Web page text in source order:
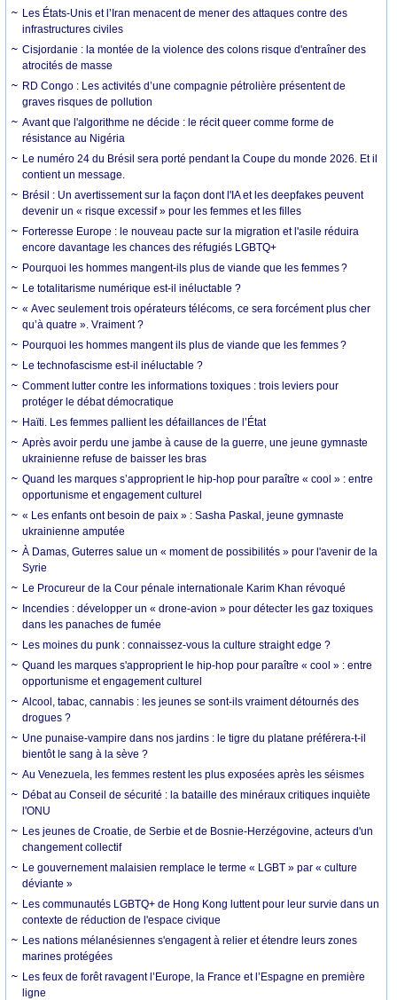
Les États-Unis et l’Iran menacent de mener des attaques contre des
infrastructures civiles
Cisjordanie : la montée de la violence des colons risque d'entraîner des
atrocités de masse
RD Congo : Les activités d’une compagnie pétrolière présentent de
graves risques de pollution
Avant que l'algorithme ne décide : le récit queer comme forme de
résistance au Nigéria
Le numéro 24 du Brésil sera porté pendant la Coupe du monde 2026. Et il
contient un message.
Brésil : Un avertissement sur la façon dont l'IA et les deepfakes peuvent
devenir un « risque excessif » pour les femmes et les filles
Forteresse Europe : le nouveau pacte sur la migration et l'asile réduira
encore davantage les chances des réfugiés LGBTQ+
Pourquoi les hommes mangent-ils plus de viande que les femmes ?
Le totalitarisme numérique est-il inéluctable ?
« Avec seulement trois opérateurs télécoms, ce sera forcément plus cher
qu’à quatre ». Vraiment ?
Pourquoi les hommes mangent ils plus de viande que les femmes ?
Le technofascisme est-il inéluctable ?
Comment lutter contre les informations toxiques : trois leviers pour
protéger le débat démocratique
Haïti. Les femmes pallient les défaillances de l’État
Après avoir perdu une jambe à cause de la guerre, une jeune gymnaste
ukrainienne refuse de baisser les bras
Quand les marques s’approprient le hip-hop pour paraître « cool » : entre
opportunisme et engagement culturel
« Les enfants ont besoin de paix » : Sasha Paskal, jeune gymnaste
ukrainienne amputée
À Damas, Guterres salue un « moment de possibilités » pour l'avenir de la
Syrie
Le Procureur de la Cour pénale internationale Karim Khan révoqué
Incendies : développer un « drone-avion » pour détecter les gaz toxiques
dans les panaches de fumée
Les moines du punk : connaissez-vous la culture straight edge ?
Quand les marques s'approprient le hip-hop pour paraître « cool » : entre
opportunisme et engagement culturel
Alcool, tabac, cannabis : les jeunes se sont-ils vraiment détournés des
drogues ?
Une punaise-vampire dans nos jardins : le tigre du platane préférera-t-il
bientôt le sang à la sève ?
Au Venezuela, les femmes restent les plus exposées après les séismes
Débat au Conseil de sécurité : la bataille des minéraux critiques inquiète
l'ONU
Les jeunes de Croatie, de Serbie et de Bosnie-Herzégovine, acteurs d'un
changement collectif
Le gouvernement malaisien remplace le terme « LGBT » par « culture
déviante »
Les communautés LGBTQ+ de Hong Kong luttent pour leur survie dans un
contexte de réduction de l'espace civique
Les nations mélanésiennes s'engagent à relier et étendre leurs zones
marines protégées
Les feux de forêt ravagent l’Europe, la France et l’Espagne en première
ligne